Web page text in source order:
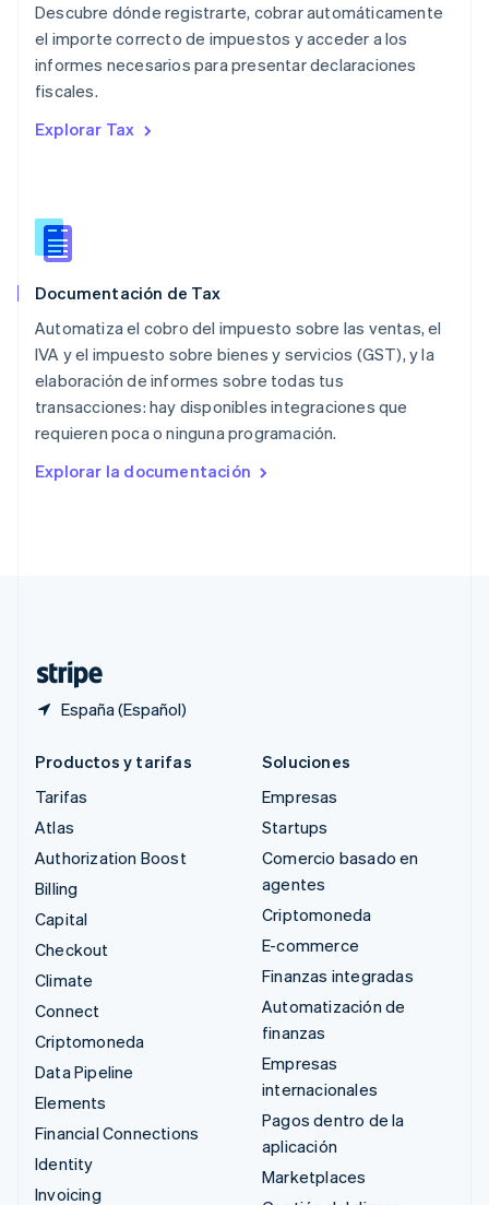
Descubre dónde registrarte, cobrar automáticamente
el importe correcto de impuestos y acceder a los
informes necesarios para presentar declaraciones
fiscales.
Explorar Tax
Documentación de Tax
Automatiza el cobro del impuesto sobre las ventas, el
IVA y el impuesto sobre bienes y servicios (GST), y la
elaboración de informes sobre todas tus
transacciones: hay disponibles integraciones que
requieren poca o ninguna programación.
Explorar la documentación
España (Español)
Malta
English
México
Noruega
English
Polonia
English
Portugal
RAE de Hong Kong, China
English简体中文
Reino Unido
República Checa
English
English
Productos y tarifas
Tarifas
Atlas
Authorization Boost
Billing
Capital
Checkout
Climate
Connect
Criptomoneda
Data Pipeline
Elements
Financial Connections
Identity
Invoicing
Soluciones
Empresas
Startups
Comercio basado en
agentes
Criptomoneda
E-commerce
Finanzas integradas
Automatización de
finanzas
Empresas
internacionales
Pagos dentro de la
aplicación
Marketplaces